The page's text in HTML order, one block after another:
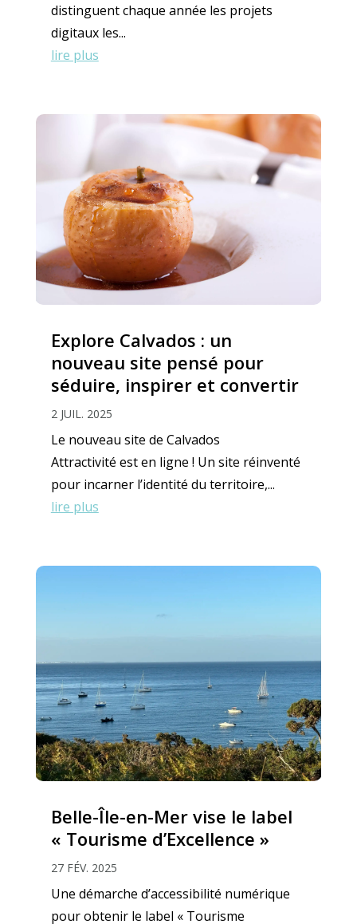
distinguent chaque année les projets
digitaux les...
lire plus
Explore Calvados : un
nouveau site pensé pour
séduire, inspirer et convertir
2 JUIL. 2025
Le nouveau site de Calvados
Attractivité est en ligne ! Un site réinventé
pour incarner l’identité du territoire,...
lire plus
Belle-Île-en-Mer vise le label
« Tourisme d’Excellence »
27 FÉV. 2025
Une démarche d’accessibilité numérique
pour obtenir le label « Tourisme